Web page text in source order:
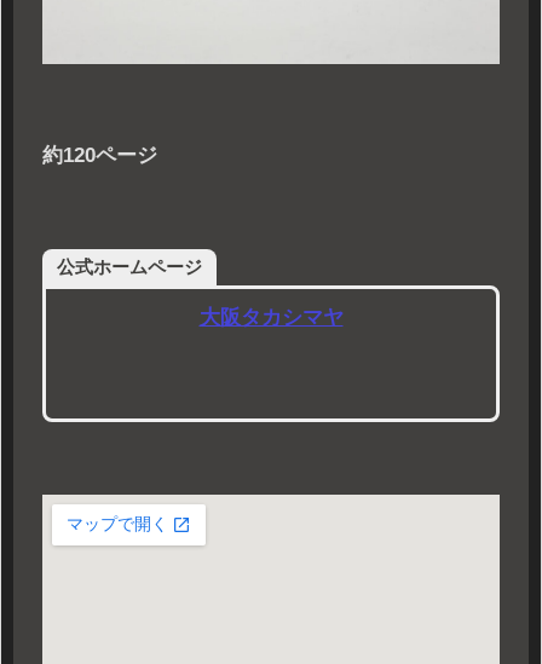
約120ページ
公式ホームページ
大阪タカシマヤ